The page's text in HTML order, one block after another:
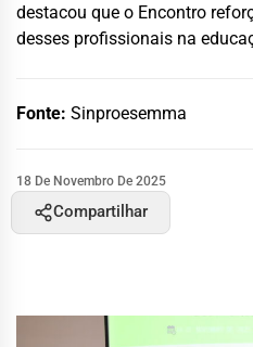
destacou que o Encontro
desses profissionais na
Fonte: Sinproesemma
18 De Novembro De 2025
Compartilhar